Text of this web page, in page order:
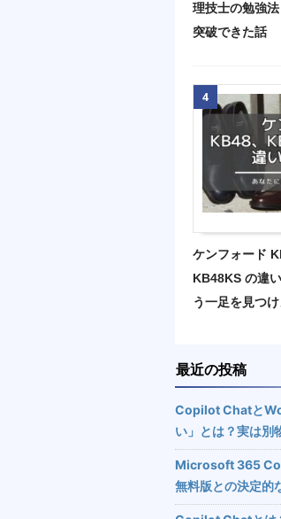
理技士の勉強
突破できた話
4
ケンフォード
KB48KS の違
う一足を見つけ
最近の投稿
Copilot Chatと
い」とは？実は別
Microsoft 365
無料版との決定的